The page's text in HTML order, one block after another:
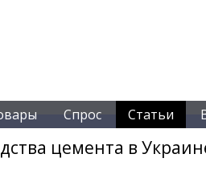
Спрос Статьи
цемента в